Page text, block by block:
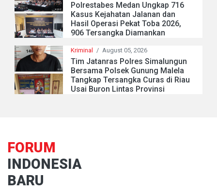
Polrestabes Medan Ungkap 716
Kasus Kejahatan Jalanan dan
Hasil Operasi Pekat Toba 2026,
906 Tersangka Diamankan
Kriminal / August 05, 2026
Tim Jatanras Polres Simalungun
Bersama Polsek Gunung Malela
Tangkap Tersangka Curas di Riau
Usai Buron Lintas Provinsi
FORUM
INDONESIA
BARU